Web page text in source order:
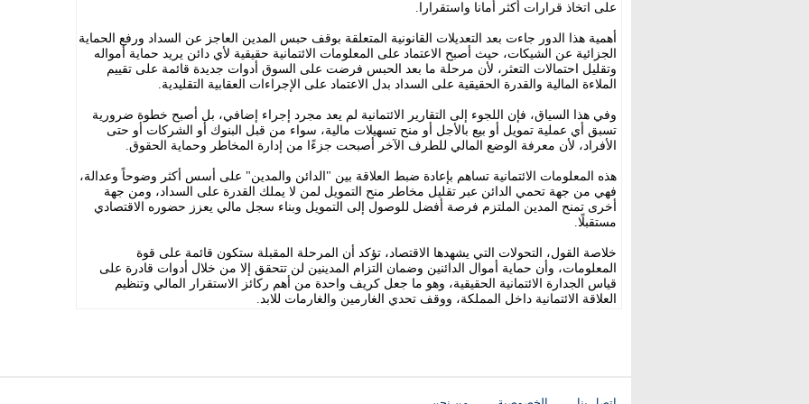
على اتخاذ قرارات أكثر أمانا واستقرارا.
أهمية هذا الدور جاءت بعد التعديلات القانونية المتعلقة بوقف حبس المدين العاجز عن السداد ورفع الحماية
الجزائية عن الشيكات، حيث أصبح الاعتماد على المعلومات الائتمانية حقيقية لأي دائن يريد حماية أمواله
وتقليل احتمالات التعثر، لأن مرحلة ما بعد الحبس فرضت على السوق أدوات جديدة قائمة على تقييم
الملاءة المالية والقدرة الحقيقية على السداد بدل الاعتماد على الإجراءات العقابية التقليدية.
وفي هذا السياق، فإن اللجوء إلى التقارير الائتمانية لم يعد مجرد إجراء إضافي، بل أصبح خطوة ضرورية
تسبق أي عملية تمويل أو بيع بالأجل أو منح تسهيلات مالية، سواء من قبل البنوك أو الشركات أو حتى
الأفراد، لأن معرفة الوضع المالي للطرف الآخر أصبحت جزءًا من إدارة المخاطر وحماية الحقوق.
هذه المعلومات الائتمانية تساهم بإعادة ضبط العلاقة بين "الدائن والمدين" على أسس أكثر وضوحاً وعدالة،
فهي من جهة تحمي الدائن عبر تقليل مخاطر منح التمويل لمن لا يملك القدرة على السداد، ومن جهة
أخرى تمنح المدين الملتزم فرصة أفضل للوصول إلى التمويل وبناء سجل مالي يعزز حضوره الاقتصادي
مستقبلًا.
خلاصة القول، التحولات التي يشهدها الاقتصاد، تؤكد أن المرحلة المقبلة ستكون قائمة على قوة
المعلومات، وأن حماية أموال الدائنين وضمان التزام المدينين لن تتحقق إلا من خلال أدوات قادرة على
قياس الجدارة الائتمانية الحقيقية، وهو ما جعل كريف واحدة من أهم ركائز الاستقرار المالي وتنظيم
العلاقة الائتمانية داخل المملكة، ووقف تحدي الغارمين والغارمات للابد.